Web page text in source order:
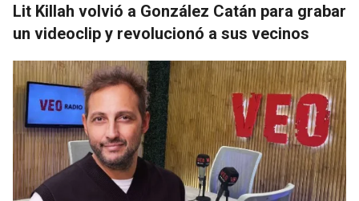
Lit Killah volvió a González Catán para grabar
un videoclip y revolucionó a sus vecinos